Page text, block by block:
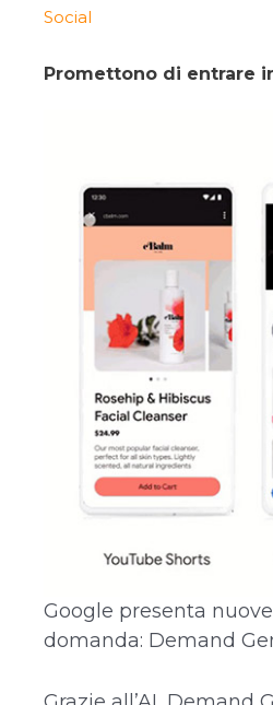
Social
Promettono di entrare
Google presenta
domanda: Demand